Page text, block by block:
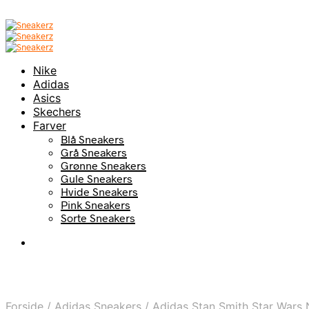
Nike
Adidas
Asics
Skechers
Farver
Blå Sneakers
Grå Sneakers
Grønne Sneakers
Gule Sneakers
Hvide Sneakers
Pink Sneakers
Sorte Sneakers
Forside / Adidas Sneakers / Adidas Stan Smith Star